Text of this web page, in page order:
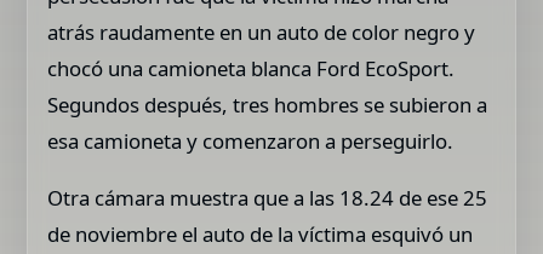
atrás raudamente en un auto de color negro y
chocó una camioneta blanca Ford EcoSport.
Segundos después, tres hombres se subieron a
esa camioneta y comenzaron a perseguirlo.
Otra cámara muestra que a las 18.24 de ese 25
de noviembre el auto de la víctima esquivó un